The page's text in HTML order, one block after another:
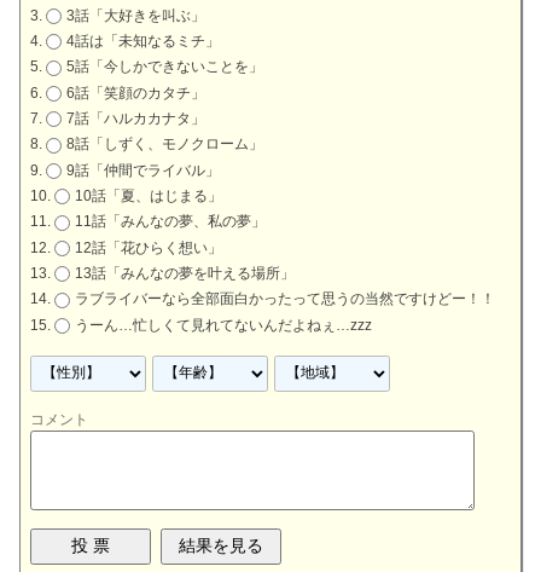
3話「大好きを叫ぶ」
4話は「未知なるミチ」
5話「今しかできないことを」
6話「笑顔のカタチ」
7話「ハルカカナタ」
8話「しずく、モノクローム」
9話「仲間でライバル」
10話「夏、はじまる」
11話「みんなの夢、私の夢」
12話「花ひらく想い」
13話「みんなの夢を叶える場所」
ラブライバーなら全部面白かったって思うの当然ですけどー！！
うーん…忙しくて見れてないんだよねぇ…zzz
コメント